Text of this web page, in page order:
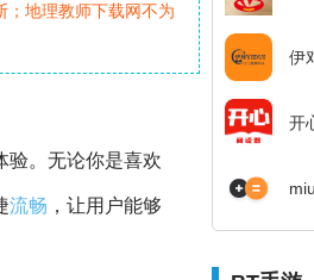
；地理教师下载网不为
验。无论你是喜欢
流畅 ，让用户能够
伊
开